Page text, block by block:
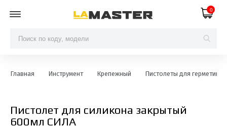
0
Главная Инструмент Крепежный Пистолеты для герметиков
Пистолет для силикона закрытый
600мл СИЛА